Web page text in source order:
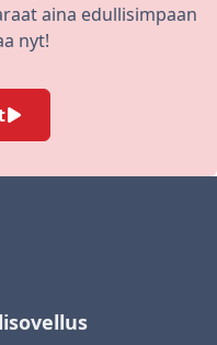
aina edullisimpaan
nyt!